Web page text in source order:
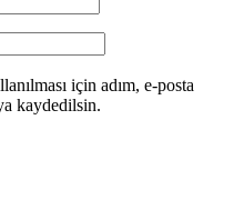
için adım, e-posta
kaydedilsin.